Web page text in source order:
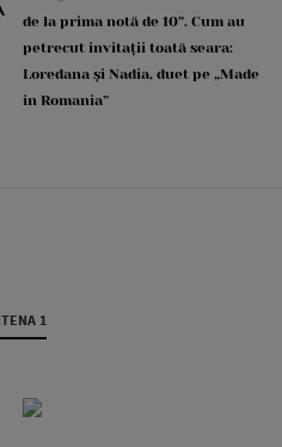
de la prima notă de 10”. Cum au
petrecut invitații toată seara:
Loredana și Nadia, duet pe „Made
in Romania”
1